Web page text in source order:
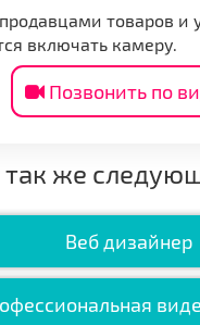
товаров и
включать камеру.
Позвонить по
же
Веб дизайнер